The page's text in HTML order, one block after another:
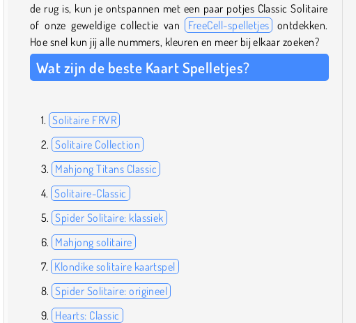
de rug is, kun je ontspannen met een paar potjes Classic Solitaire
of onze geweldige collectie van FreeCell-spelletjes ontdekken.
Hoe snel kun jij alle nummers, kleuren en meer bij elkaar zoeken?
Wat zijn de beste Kaart Spelletjes?
Solitaire FRVR
Solitaire Collection
Mahjong Titans Classic
Solitaire-Classic
Spider Solitaire: klassiek
Mahjong solitaire
Klondike solitaire kaartspel
Spider Solitaire: origineel
Hearts: Classic